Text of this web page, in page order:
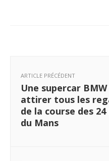
ARTICLE PRÉCÉDENT
Une supercar BMW
attirer tous les
de la course des
du Mans